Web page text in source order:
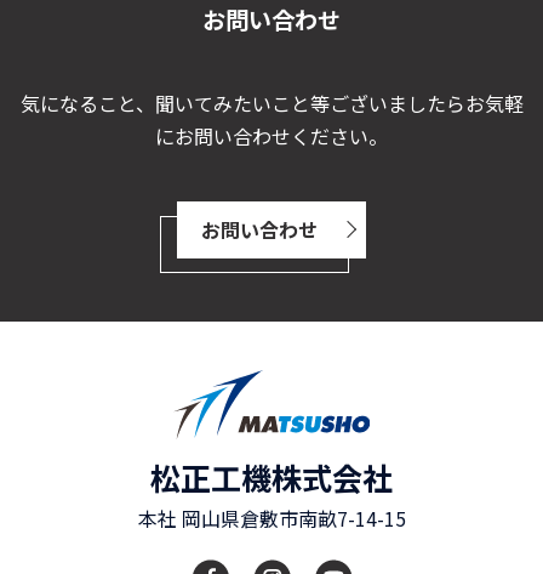
お問い合わせ
気になること、聞いてみたいこと等ございましたらお気軽
にお問い合わせください。
お問い合わせ
松正工機株式会社
本社 岡山県倉敷市南畝7-14-15